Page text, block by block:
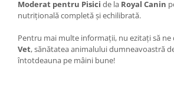
Moderat pentru Pisici de la Royal Canin
nutrițională completă și echilibrată.
Pentru mai multe informații, nu ezitați să ne
Vet, sănătatea animalului dumneavoastră
întotdeauna pe mâini bune!